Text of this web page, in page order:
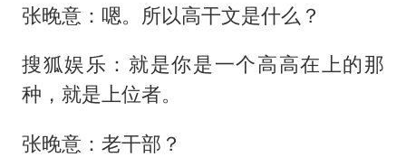
张晚意：嗯。所以高干文是什么？
搜狐娱乐：就是你是一个高高在上的那
种，就是上位者。
张晚意：老干部？